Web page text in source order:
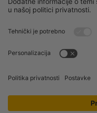
Gradnjakuce.rs